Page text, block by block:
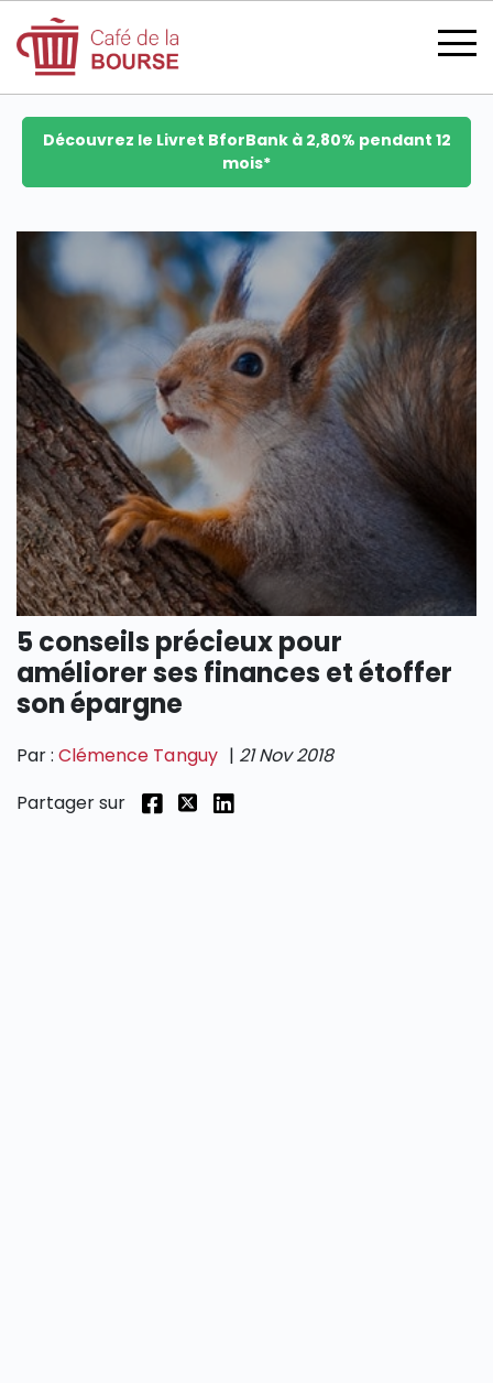
se connecter
devenir membre
CATÉGORIES
SECTIONS
Découvrez le Livret BforBank à 2,80% pendant 12
mois*
5 conseils précieux pour
améliorer ses finances et étoffer
son épargne
Par :Clémence Tanguy | 21 Nov 2018
Partager sur